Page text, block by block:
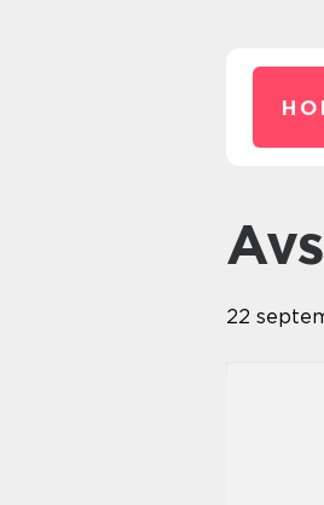
22